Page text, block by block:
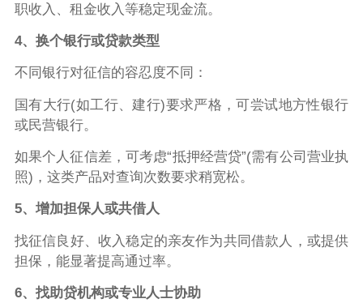
职收入、租金收入等稳定现金流。
4、换个银行或贷款类型
不同银行对征信的容忍度不同：
国有大行(如工行、建行)要求严格，可尝试地方性银行
或民营银行。
如果个人征信差，可考虑“抵押经营贷”(需有公司营业执
照)，这类产品对查询次数要求稍宽松。
5、增加担保人或共借人
找征信良好、收入稳定的亲友作为共同借款人，或提供
担保，能显著提高通过率。
6、找助贷机构或专业人士协助